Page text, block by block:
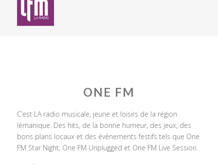
ONE FM
C’est LA radio musicale, jeune et loisirs de la région
lémanique. Des hits, de la bonne humeur, des jeux, des
bons plans locaux et des événements festifs tels que One
FM Star Night, One FM Unplugged et One FM Live Session.